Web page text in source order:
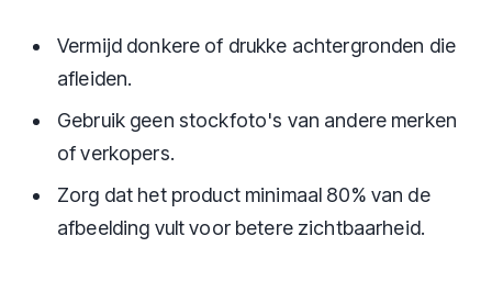
Vermijd donkere of drukke achtergronden die
afleiden.
Gebruik geen stockfoto's van andere merken
of verkopers.
Zorg dat het product minimaal 80% van de
afbeelding vult voor betere zichtbaarheid.